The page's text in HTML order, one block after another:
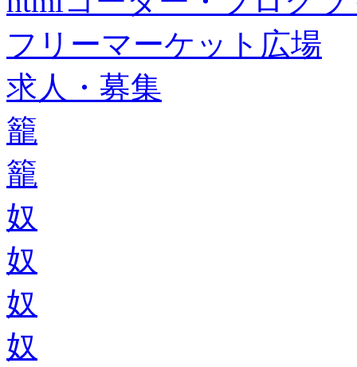
フリーマーケット広場
求人・募集
籠
籠
奴
奴
奴
奴